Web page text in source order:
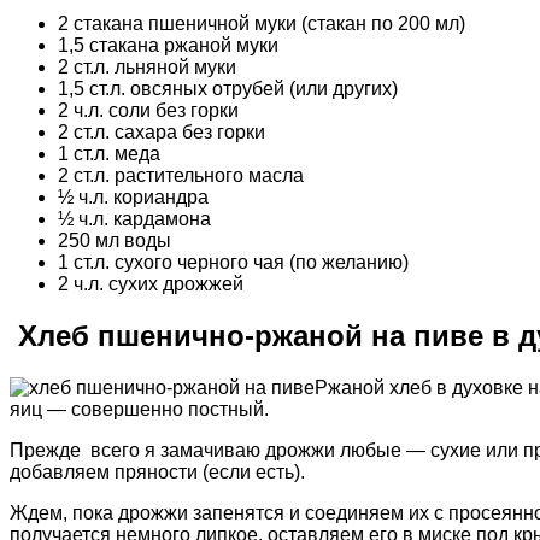
2 стакана пшеничной муки (стакан по 200 мл)
1,5 стакана ржаной муки
2 ст.л. льняной муки
1,5 ст.л. овсяных отрубей (или других)
2 ч.л. соли без горки
2 ст.л. сахара без горки
1 ст.л. меда
2 ст.л. растительного масла
½ ч.л. кориандра
½ ч.л. кардамона
250 мл воды
1 ст.л. сухого черного чая (по желанию)
2 ч.л. сухих дрожжей
Хлеб пшенично-ржаной на пиве в
Ржаной хлеб в духовке
яиц — совершенно постный.
Прежде всего я замачиваю дрожжи любые — сухие или
добавляем пряности (если есть).
Ждем, пока дрожжи запенятся и соединяем их с
получается немного липкое, оставляем его в миске под